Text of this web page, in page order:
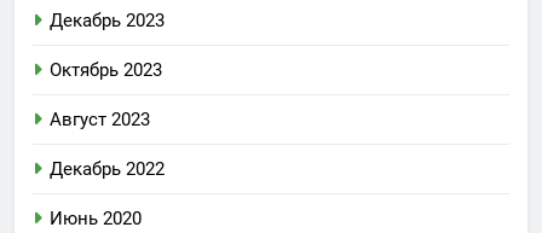
Декабрь 2023
Октябрь 2023
Август 2023
Декабрь 2022
Июнь 2020